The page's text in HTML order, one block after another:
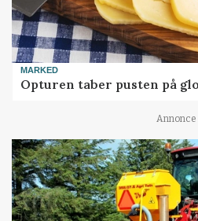
MARKED
Opturen taber pusten på
Annonce